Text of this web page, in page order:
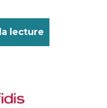
lecture